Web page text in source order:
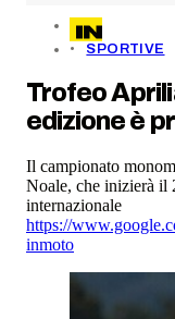
SPORTIVE
Trofeo
edizione è
Il campionato
Noale, che inizierà il
internazionale
https://
inmoto